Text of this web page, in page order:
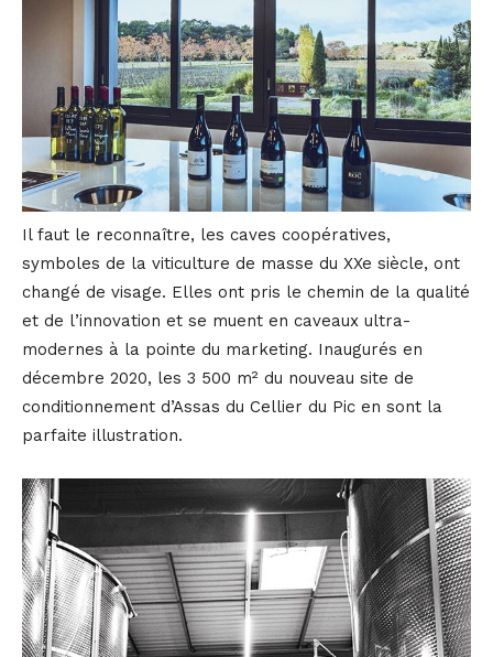
Il faut le reconnaître, les caves coopératives,
symboles de la viticulture de masse du XXe siècle, ont
changé de visage. Elles ont pris le chemin de la qualité
et de l’innovation et se muent en caveaux ultra-
modernes à la pointe du marketing. Inaugurés en
décembre 2020, les 3 500 m² du nouveau site de
conditionnement d’Assas du Cellier du Pic en sont la
parfaite illustration.